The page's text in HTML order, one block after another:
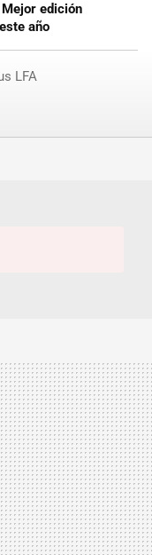
edición
año
LFA